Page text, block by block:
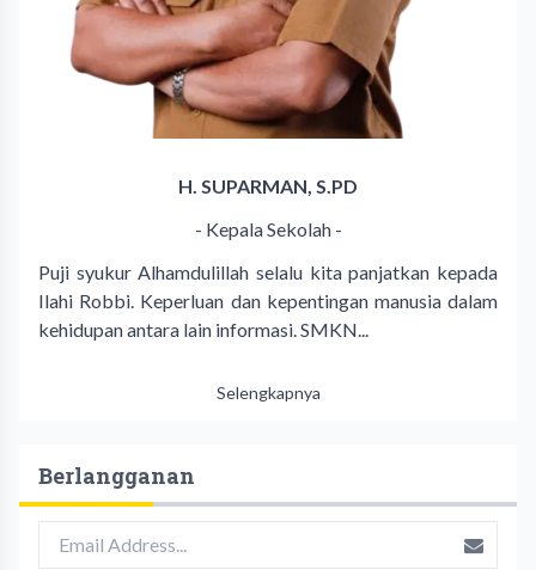
H. SUPARMAN, S.PD
- Kepala Sekolah -
Puji syukur Alhamdulillah selalu kita panjatkan kepada
Ilahi Robbi. Keperluan dan kepentingan manusia dalam
kehidupan antara lain informasi. SMKN...
Selengkapnya
Berlangganan